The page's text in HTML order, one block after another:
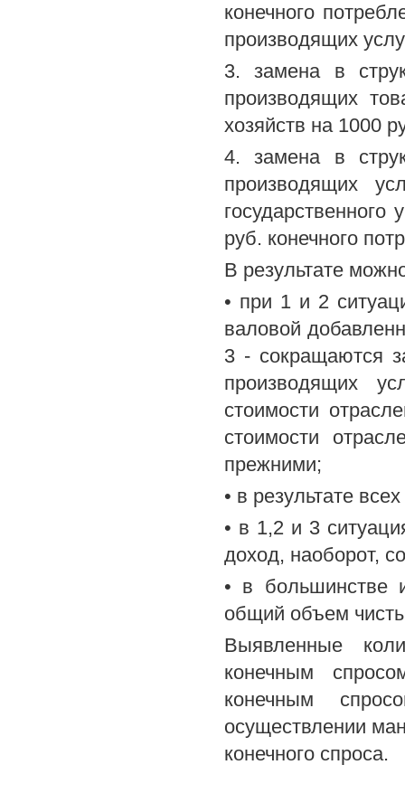
конечного
производящих
3. замена в
производящих
хозяйств на 1000
4. замена в
производящих
руб. конечного
В результате
• при 1 и 2
валовой
3 - сокращаются
производящих
стоимости
стоимости
прежними;
• в результате
• в 1,2 и 3
доход, наоборот,
• в большинстве
общий объем
Выявленные
конечным
конечным
осуществлении
конечного спроса.